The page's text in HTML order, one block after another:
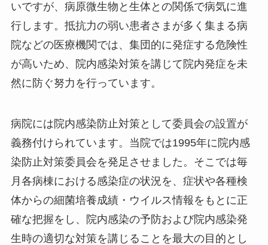
いですが、病原微生物と生体との関係で病気に進
行します。抵抗力の弱い患者さまが多く集まる病
院などの医療機関では、集団的に発症する危険性
が高いため、院内感染対策を講じて院内発症を未
然に防ぐ努力を行っています。
病院には院内感染防止対策として委員会の設置が
義務付けられています。当院では1995年に院内感
染防止対策委員会を発足させました。そこでは毎
月各病棟における感染症の状況を、症状や各種検
体からの細菌培養成績・ウイルス情報をもとに正
確な把握をし、院内感染の予防および院内感染発
生時の適切な対策を講じることを最大の目的とし